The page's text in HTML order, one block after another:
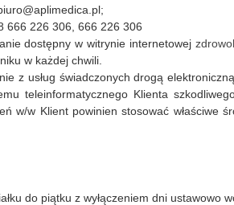
666 226 306, 666 226 306
dostępny w witrynie internetowej
w każdej chwili.
z usług świadczonych drogą
teleinformatycznego Klienta
w/w Klient powinien stosować
do piątku z wyłączeniem dni ustawowo